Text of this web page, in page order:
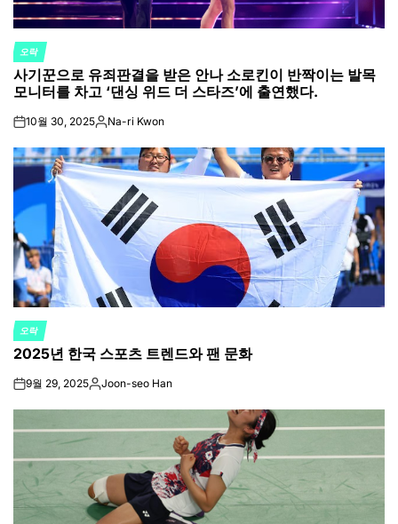
POSTED
IN
오락
사기꾼으로 유죄판결을 받은 안나 소로킨이 반짝이는 발목
모니터를 차고 ‘댄싱 위드 더 스타즈’에 출연했다.
on10월 30, 2025Posted
Na-ri Kwon
POSTED
IN
오락
2025년 한국 스포츠 트렌드와 팬 문화
on9월 29, 2025Posted
Joon-seo Han